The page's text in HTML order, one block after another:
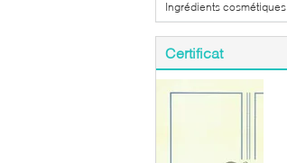
Ingrédients cosmétiques
Certificat